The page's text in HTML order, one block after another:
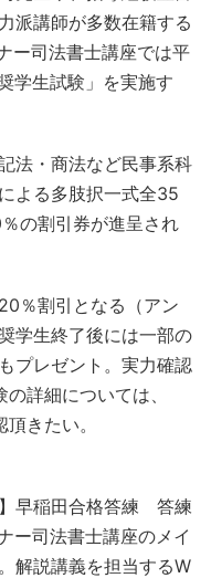
派講師が多数在籍する
ー司法書士講座では平
学生試験」を実施す
法・商法など民事系科
よる多肢択一式全35
の割引券が進呈され
％割引となる（アン
学生終了後には一部の
プレゼント。実力確認
詳細については、
きたい。
】早稲田合格答練 答練
ー司法書士講座のメイ
解説講義を担当するW